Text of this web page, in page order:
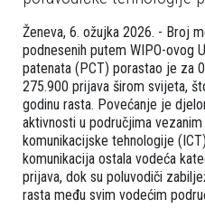
Ženeva, 6. ožujka 2026. - Broj
podnesenih putem WIPO-ovog
patenata (PCT) porastao je za
275.900 prijava širom svijeta,
godinu rasta. Povećanje je
aktivnosti u područjima
komunikacijske tehnologije
komunikacija ostala vodeća
prijava, dok su poluvodiči
rasta među svim vodećim